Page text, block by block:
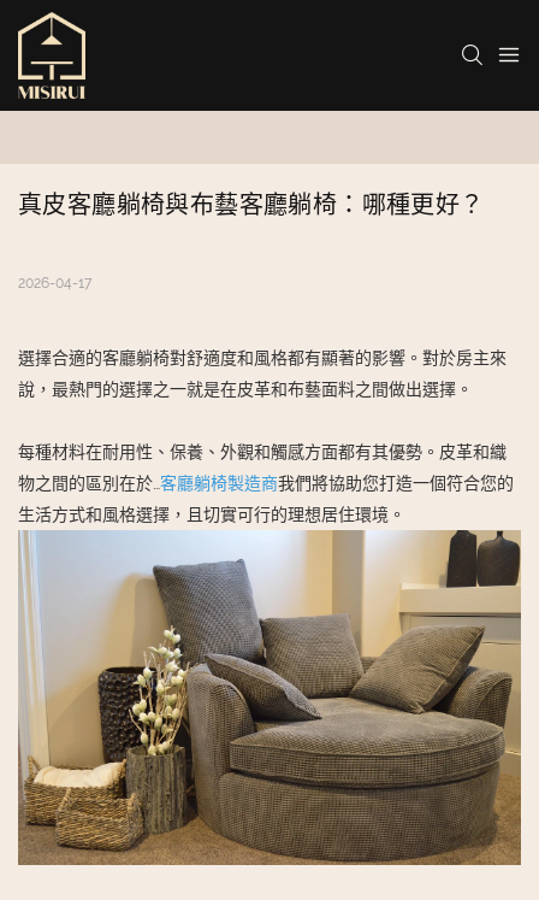
真皮客廳躺椅與布藝客廳躺椅：哪種更好？
2026-04-17
選擇合適的客廳躺椅對舒適度和風格都有顯著的影響。對於房主來
說，最熱門的選擇之一就是在皮革和布藝面料之間做出選擇。
每種材料在耐用性、保養、外觀和觸感方面都有其優勢。皮革和織
物之間的區別在於… 客廳躺椅製造商我們將協助您打造一個符合您的
生活方式和風格選擇，且切實可行的理想居住環境。